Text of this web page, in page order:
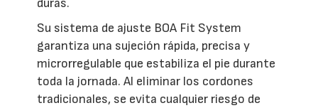
duras.
Su sistema de ajuste BOA Fit System
garantiza una sujeción rápida, precisa y
microrregulable que estabiliza el pie durante
toda la jornada. Al eliminar los cordones
tradicionales, se evita cualquier riesgo de